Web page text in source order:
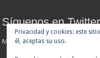
Síguenos en Twitter
Mis tuits
Privacidad y cookies: este
él, aceptas su uso.